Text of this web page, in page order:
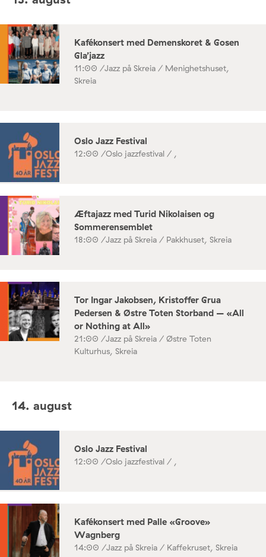
Kafékonsert med Demenskoret & Gosen
Gla’jazz
11:00 /Jazz på Skreia / Menighetshuset,
Skreia
Oslo Jazz Festival
12:00 /Oslo jazzfestival / ,
Æftajazz med Turid Nikolaisen og
Sommerensemblet
18:00 /Jazz på Skreia / Pakkhuset, Skreia
Tor Ingar Jakobsen, Kristoffer Grua
Pedersen & Østre Toten Storband – «All
or Nothing at All»
21:00 /Jazz på Skreia / Østre Toten
Kulturhus, Skreia
14. august
Oslo Jazz Festival
12:00 /Oslo jazzfestival / ,
Kafékonsert med Palle «Groove»
Wagnberg
14:00 /Jazz på Skreia / Kaffekruset, Skreia